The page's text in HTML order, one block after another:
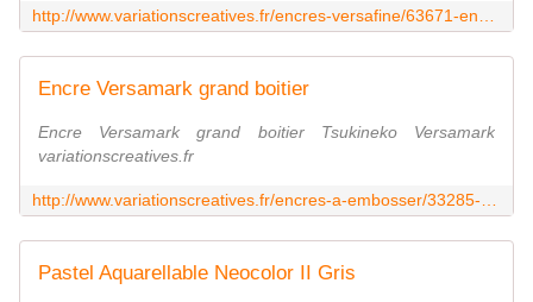
Encre Versamark grand boitier
Encre Versamark grand boitier Tsukineko Versamark
variationscreatives.fr
Pastel Aquarellable Neocolor II Gris